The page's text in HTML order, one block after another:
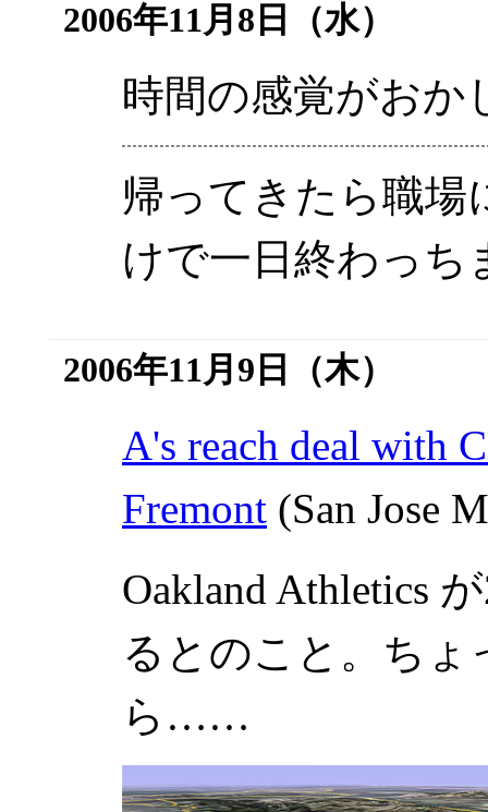
2006年11月8日（水）
時間の感覚がおか
帰ってきたら職
けで一日終わっち
2006年11月9日（木）
A's reach deal with
Fremont (San Jose
Oakland Athletics
るとのこと。ち
ら……